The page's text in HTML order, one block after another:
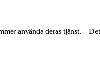
använda deras tjänst. –